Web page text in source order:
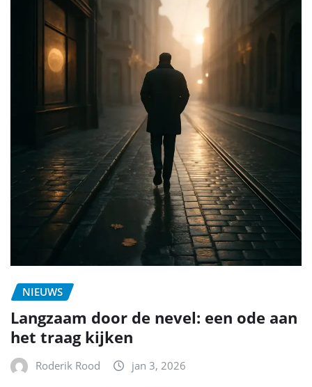
NIEUWS
Langzaam door de nevel: een ode aan
het traag kijken
Roderik Rood jan 3, 2026